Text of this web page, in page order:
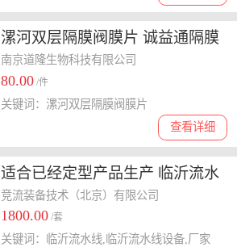
漯河双层隔膜阀膜片 诚益通隔膜
垫
南京道隆生物科技有限公司
80.00 /件
查看详细
关键词：漯河双层隔膜阀膜片
适合已经定型产品生产 临沂流水
线 临沂流水线设备 厂家 自动化
输送线
竞流装备技术（北京）有限公司
1800.00 /套
关键词：临沂流水线,临沂流水线设备,厂家